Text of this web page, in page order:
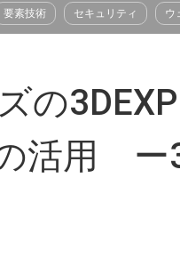
要素技術 セキュリティ ウ
の
活用 ー